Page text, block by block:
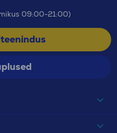
09:00-21:00)